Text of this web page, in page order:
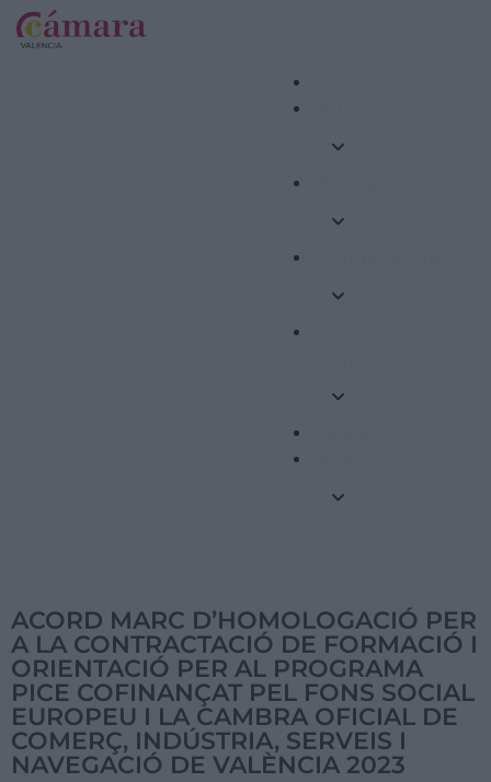
ACORD MARC D’HOMOLOGACIÓ PER
A LA CONTRACTACIÓ DE FORMACIÓ I
ORIENTACIÓ PER AL PROGRAMA
PICE COFINANÇAT PEL FONS SOCIAL
EUROPEU I LA CAMBRA OFICIAL DE
COMERÇ, INDÚSTRIA, SERVEIS I
NAVEGACIÓ DE VALÈNCIA 2023